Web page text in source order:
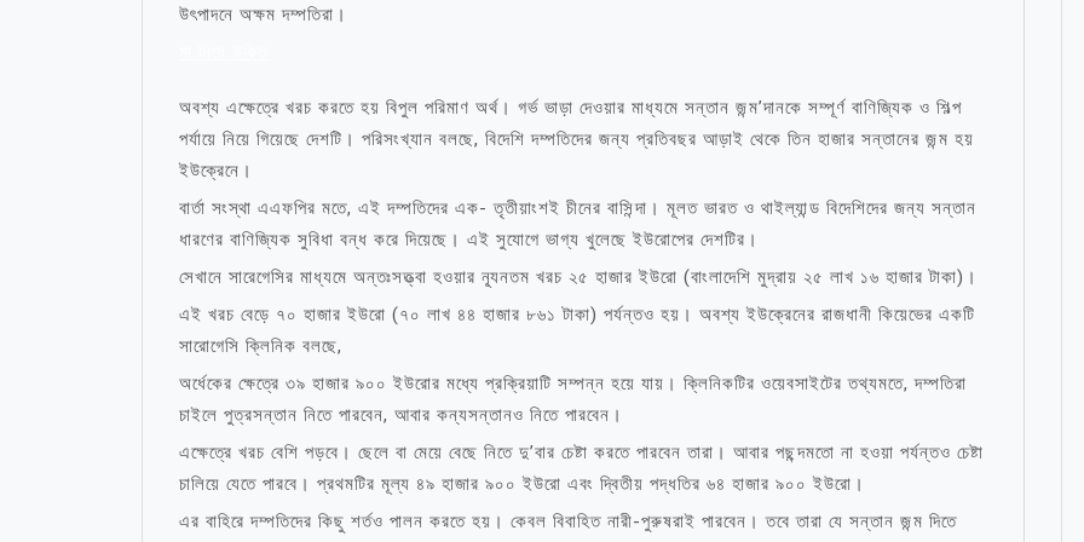
উৎপাদনে অক্ষম দম্পতিরা।
অবশ্য এক্ষেত্রে খরচ করতে হয় বিপুল পরিমাণ অর্থ। গর্ভ ভাড়া দেওয়ার মাধ্যমে সন্তান জন্ম’দানকে সম্পূর্ণ বাণিজ্যিক ও শিল্প
পর্যায়ে নিয়ে গিয়েছে দেশটি। পরিসংখ্যান বলছে, বিদেশি দম্পতিদের জন্য প্রতিবছর আড়াই থেকে তিন হাজার সন্তানের জন্ম হয়
ইউক্রেনে।
বার্তা সংস্থা এএফপির মতে, এই দম্পতিদের এক- তৃতীয়াংশই চীনের বাসিন্দা। মূলত ভারত ও থাইল্যান্ড বিদেশিদের জন্য সন্তান
ধারণের বাণিজ্যিক সুবিধা বন্ধ করে দিয়েছে। এই সুযোগে ভাগ্য খুলেছে ইউরোপের দেশটির।
সেখানে সারেগেসির মাধ্যমে অন্তঃসত্ত্বা হওয়ার ন্যূনতম খরচ ২৫ হাজার ইউরো (বাংলাদেশি মুদ্রায় ২৫ লাখ ১৬ হাজার টাকা)।
এই খরচ বেড়ে ৭০ হাজার ইউরো (৭০ লাখ ৪৪ হাজার ৮৬১ টাকা) পর্যন্তও হয়। অবশ্য ইউক্রেনের রাজধানী কিয়েভের একটি
সারোগেসি ক্লিনিক বলছে,
অর্ধেকের ক্ষেত্রে ৩৯ হাজার ৯০০ ইউরোর মধ্যে প্রক্রিয়াটি সম্পন্ন হয়ে যায়। ক্লিনিকটির ওয়েবসাইটের তথ্যমতে, দম্পতিরা
চাইলে পুত্রসন্তান নিতে পারবেন, আবার কন্যসন্তানও নিতে পারবেন।
এক্ষেত্রে খরচ বেশি পড়বে। ছেলে বা মেয়ে বেছে নিতে দু’বার চেষ্টা করতে পারবেন তারা। আবার পছন্দমতো না হওয়া পর্যন্তও চেষ্টা
চালিয়ে যেতে পারবে। প্রথমটির মূল্য ৪৯ হাজার ৯০০ ইউরো এবং দ্বিতীয় পদ্ধতির ৬৪ হাজার ৯০০ ইউরো।
এর বাহিরে দম্পতিদের কিছু শর্তও পালন করতে হয়। কেবল বিবাহিত নারী-পুরুষরাই পারবেন। তবে তারা যে সন্তান জন্ম দিতে